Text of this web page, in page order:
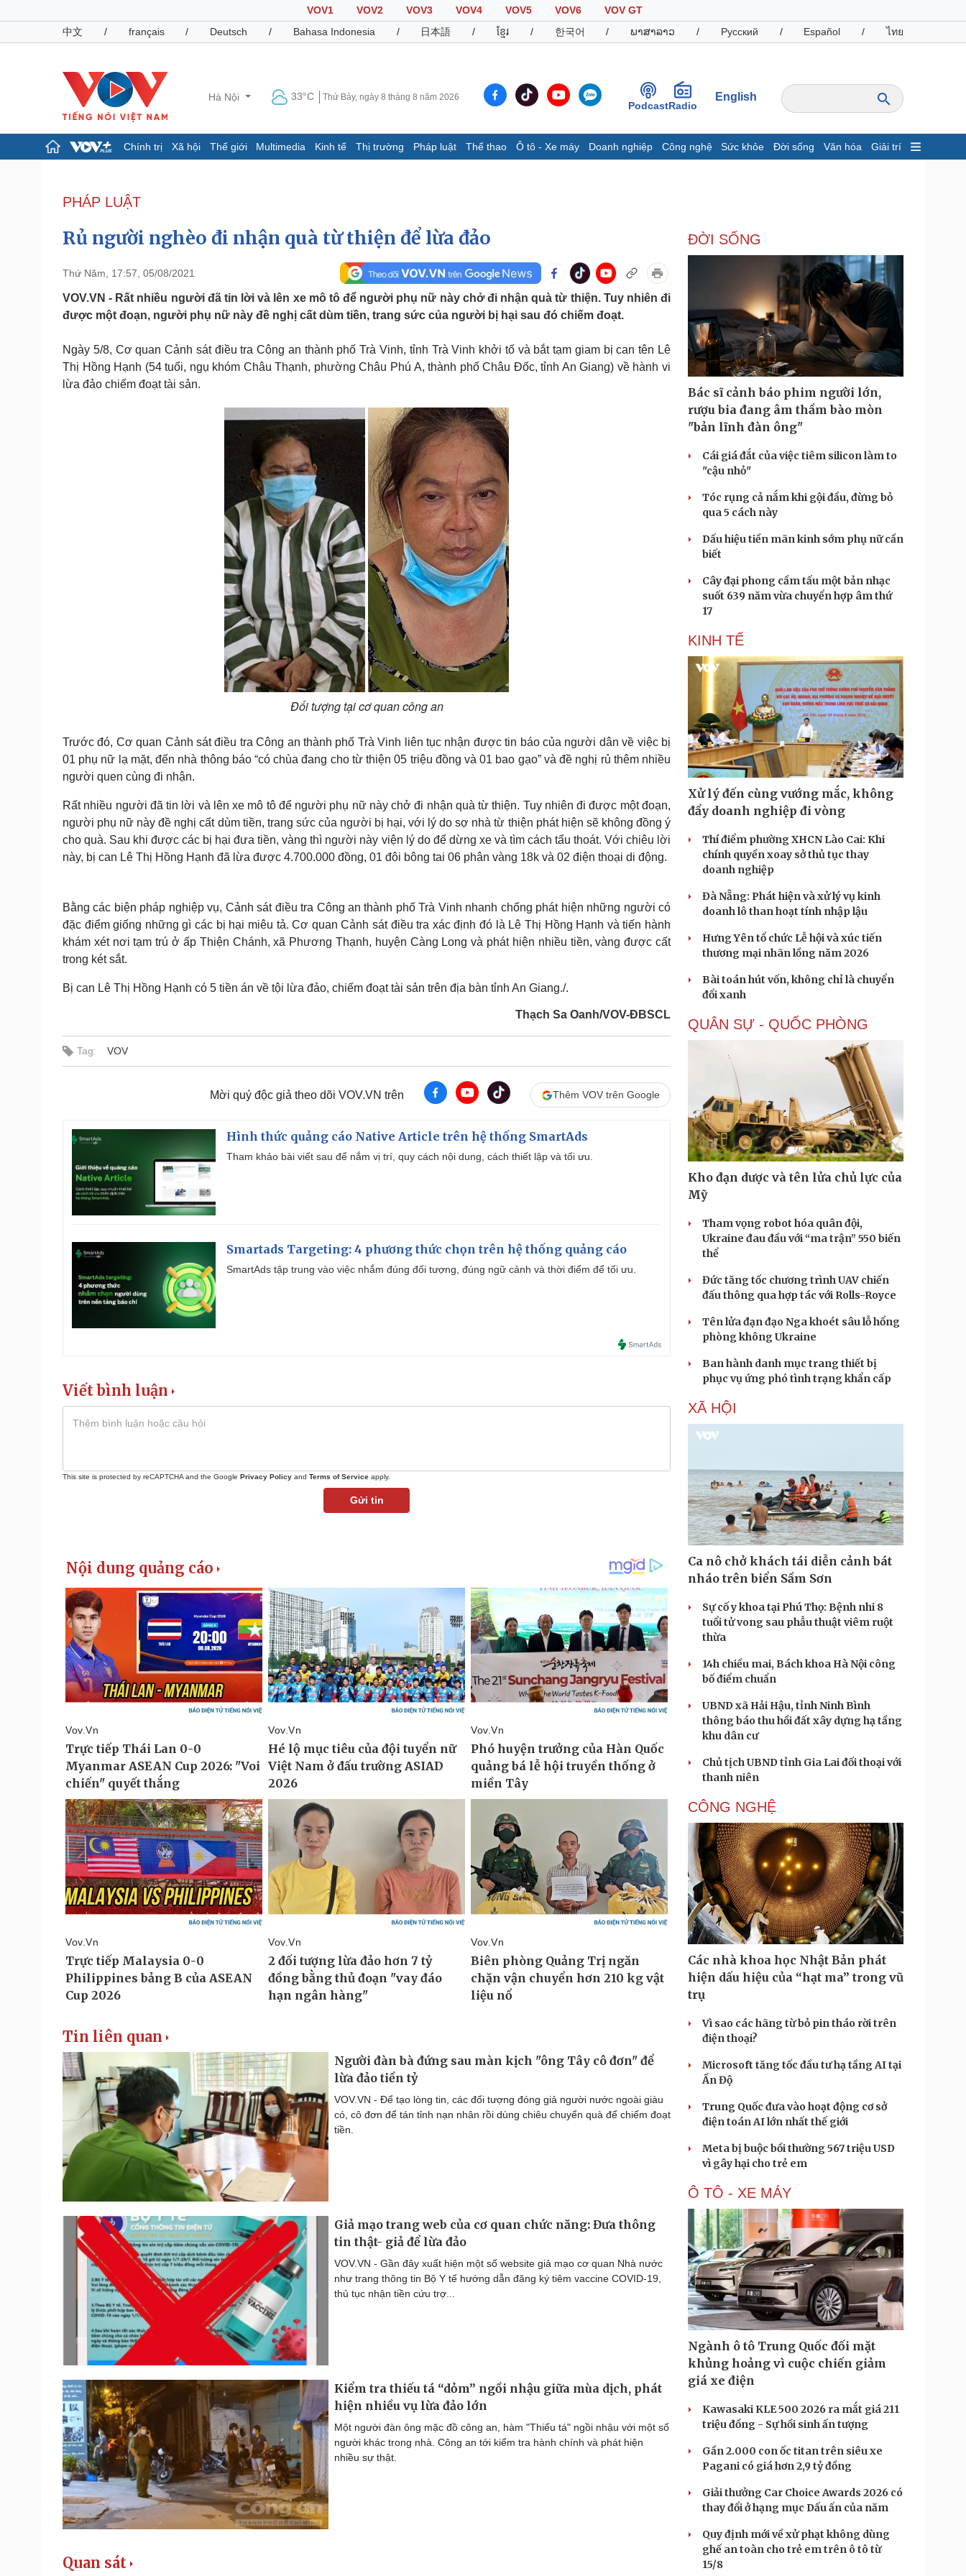
VOV1 VOV2 VOV3 VOV4 VOV5 VOV6
VOV GT
中文
/ français / Deutsch / Bahasa Indonesia / 日本語 / ខ្មែរ / 한국어 / ພາສາລາວ / Русский / Español / ไทย
Hà Nội 33°C Thứ Bảy, ngày 8 tháng 8 năm 2026
PodcastRadio
English
Chính trị Xã hội Thế giới Multimedia Kinh tế Thị trường Pháp luật Thể thao Ô tô - Xe máy Doanh nghiệp Công nghệ Sức khỏe Đời sống Văn hóa Giải trí
Đảng
Tổ chức nhân sự
Quốc hội
Nhận diện sự thật
Dấu ấn VOV
Giá cà phê
Pháp luật
Vụ án
Tư vấn luật
Quân sự - Quốc phòng
Vũ khí
Phân tích
Thể thao
Bóng đá
Thế giới thể thao
eSports
Hậu trường
Ô tô - Xe máy
Ô tô
Tư vấn
Doanh nghiệp
Thông tin doanh nghiệp
Doanh nghiệp 24h
Doanh nhân
Vì cộng đồng
Công nghệ
Sành điệu
Tin Công nghệ
Trải nghiệm
Chuyển đổi số
Nhà đẹp
Tình yêu - Gia đình
Sân khấu - Điện ảnh
Văn học
Âm nhạc
Di sản
Nghệ sĩ
Thời trang
Sao Việt
Podcast
Đọc truyện đêm khuya
Cửa sổ tình yêu
Kể chuyện cho bé
PHÁP LUẬT
Rủ người nghèo đi nhận quà từ thiện để lừa đảo
Thứ Năm, 17:57, 05/08/2021
VOV.VN - Rất nhiều người đã tin lời và lên xe mô tô để người phụ nữ này chở đi nhận quà từ thiện. Tuy nhiên đi
được một đoạn, người phụ nữ này đề nghị cất dùm tiền, trang sức của người bị hại sau đó chiếm đoạt.
Ngày 5/8, Cơ quan Cảnh sát điều tra Công an thành phố Trà Vinh, tỉnh Trà Vinh khởi tố và bắt tạm giam bị can tên Lê
Thị Hồng Hạnh (54 tuổi, ngụ khóm Châu Thạnh, phường Châu Phú A, thành phố Châu Đốc, tỉnh An Giang) về hành vi
lừa đảo chiếm đoạt tài sản.
Đối tượng tại cơ quan công an
Trước đó, Cơ quan Cảnh sát điều tra Công an thành phố Trà Vinh liên tục nhận được tin báo của người dân về việc bị
01 phụ nữ lạ mặt, đến nhà thông báo “có chùa đang cho từ thiện 05 triệu đồng và 01 bao gạo” và đề nghị rủ thêm nhiều
người quen cùng đi nhận.
Rất nhiều người đã tin lời và lên xe mô tô để người phụ nữ này chở đi nhận quà từ thiện. Tuy nhiên đi được một đoạn,
người phụ nữ này đề nghị cất dùm tiền, trang sức của người bị hại, với lý do sợ nhà từ thiện phát hiện sẽ không đồng ý
cho quà. Sau khi được các bị hại đưa tiền, vàng thì người này viện lý do để dừng xe và tìm cách tẩu thoát. Với chiêu lời
này, bị can Lê Thị Hồng Hạnh đã lừa được 4.700.000 đồng, 01 đôi bông tai 06 phân vàng 18k và 02 điện thoại di động.
Bằng các biện pháp nghiệp vụ, Cảnh sát điều tra Công an thành phố Trà Vinh nhanh chống phát hiện những người có
đặc điểm giống những gì các bị hại miêu tả. Cơ quan Cảnh sát điều tra xác định đó là Lê Thị Hồng Hạnh và tiến hành
khám xét nơi tạm trú ở ấp Thiện Chánh, xã Phương Thạnh, huyện Càng Long và phát hiện nhiều tiền, vàng được cất
trong két sắt.
Bị can Lê Thị Hồng Hạnh có 5 tiền án về tội lừa đảo, chiếm đoạt tài sản trên địa bàn tỉnh An Giang./.
Thạch Sa Oanh/VOV-ĐBSCL
Tag: VOV
Mời quý độc giả theo dõi VOV.VN trên Thêm VOV trên Google
Hình thức quảng cáo Native Article trên hệ thống SmartAds
Tham khảo bài viết sau để nắm vị trí, quy cách nội dung, cách thiết lập và tối ưu.
Smartads Targeting: 4 phương thức chọn trên hệ thống quảng cáo
SmartAds tập trung vào việc nhắm đúng đối tượng, đúng ngữ cảnh và thời điểm để tối ưu.
Viết bình luận
This site is protected by reCAPTCHA and the Google Privacy Policy and Terms of Service apply.
Gửi tin
Tin liên quan
Người đàn bà đứng sau màn kịch "ông Tây cô đơn" để
lừa đảo tiền tỷ
VOV.VN - Để tạo lòng tin, các đối tượng đóng giả người nước ngoài giàu
có, cô đơn để tán tỉnh nạn nhân rồi dùng chiêu chuyển quà để chiếm đoạt
tiền.
Giả mạo trang web của cơ quan chức năng: Đưa thông
tin thật- giả để lừa đảo
VOV.VN - Gần đây xuất hiện một số website giả mạo cơ quan Nhà nước
như trang thông tin Bộ Y tế hướng dẫn đăng ký tiêm vaccine COVID-19,
thủ tục nhận tiền cứu trợ...
Kiểm tra thiếu tá “dỏm” ngồi nhậu giữa mùa dịch, phát
hiện nhiều vụ lừa đảo lớn
Một người đàn ông mặc đồ công an, hàm "Thiếu tá" ngồi nhậu với một số
người khác trong nhà. Công an tới kiểm tra hành chính và phát hiện
nhiều sự thật.
Quan sát
ĐỜI SỐNG
Bác sĩ cảnh báo phim người lớn,
rượu bia đang âm thầm bào mòn
"bản lĩnh đàn ông"
Cái giá đắt của việc tiêm silicon làm to
"cậu nhỏ"
Tóc rụng cả nắm khi gội đầu, đừng bỏ
qua 5 cách này
Dấu hiệu tiền mãn kinh sớm phụ nữ cần
biết
Cây đại phong cầm tấu một bản nhạc
suốt 639 năm vừa chuyển hợp âm thứ
17
KINH TẾ
Xử lý đến cùng vướng mắc, không
đẩy doanh nghiệp đi vòng
Thí điểm phường XHCN Lào Cai: Khi
chính quyền xoay sở thủ tục thay
doanh nghiệp
Đà Nẵng: Phát hiện và xử lý vụ kinh
doanh lô than hoạt tính nhập lậu
Hưng Yên tổ chức Lễ hội và xúc tiến
thương mại nhãn lồng năm 2026
Bài toán hút vốn, không chỉ là chuyển
đổi xanh
QUÂN SỰ - QUỐC PHÒNG
Kho đạn dược và tên lửa chủ lực của
Mỹ
Tham vọng robot hóa quân đội,
Ukraine đau đầu với “ma trận” 550 biến
thể
Đức tăng tốc chương trình UAV chiến
đấu thông qua hợp tác với Rolls-Royce
Tên lửa đạn đạo Nga khoét sâu lỗ hổng
phòng không Ukraine
Ban hành danh mục trang thiết bị
phục vụ ứng phó tình trạng khẩn cấp
XÃ HỘI
Ca nô chở khách tái diễn cảnh bát
nháo trên biển Sầm Sơn
Sự cố y khoa tại Phú Thọ: Bệnh nhi 8
tuổi tử vong sau phẫu thuật viêm ruột
thừa
14h chiều mai, Bách khoa Hà Nội công
bố điểm chuẩn
UBND xã Hải Hậu, tỉnh Ninh Bình
thông báo thu hồi đất xây dựng hạ tầng
khu dân cư
Chủ tịch UBND tỉnh Gia Lai đối thoại với
thanh niên
CÔNG NGHỆ
Các nhà khoa học Nhật Bản phát
hiện dấu hiệu của “hạt ma” trong vũ
trụ
Vì sao các hãng từ bỏ pin tháo rời trên
điện thoại?
Microsoft tăng tốc đầu tư hạ tầng AI tại
Ấn Độ
Trung Quốc đưa vào hoạt động cơ sở
điện toán AI lớn nhất thế giới
Meta bị buộc bồi thường 567 triệu USD
vì gây hại cho trẻ em
Ô TÔ - XE MÁY
Ngành ô tô Trung Quốc đối mặt
khủng hoảng vì cuộc chiến giảm
giá xe điện
Kawasaki KLE 500 2026 ra mắt giá 211
triệu đồng - Sự hồi sinh ấn tượng
Gần 2.000 con ốc titan trên siêu xe
Pagani có giá hơn 2,9 tỷ đồng
Giải thưởng Car Choice Awards 2026 có
thay đổi ở hạng mục Dấu ấn của năm
Quy định mới về xử phạt không dùng
ghế an toàn cho trẻ em trên ô tô từ
15/8